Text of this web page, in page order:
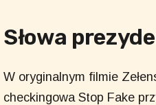
Słowa
W oryginalnym filmie
checkingowa Stop Fake